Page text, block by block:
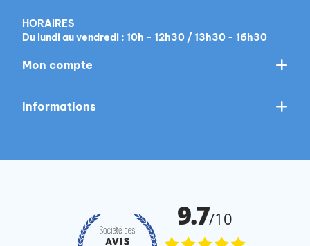
HORAIRES
Du lundi au vendredi : 10h - 12h30 / 13h30 - 16h30
Mon compte
Informations